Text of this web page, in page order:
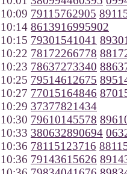
10:09 79115762905
10:14 8613916995902
10:15 79301541041
10:22 78172266778
10:23 78637273340
10:25 79514612675
10:27 77015164846
10:29 37377821434
10:30 79610145578
10:33 380632890694
10:36 78115123716
10:36 79143615626